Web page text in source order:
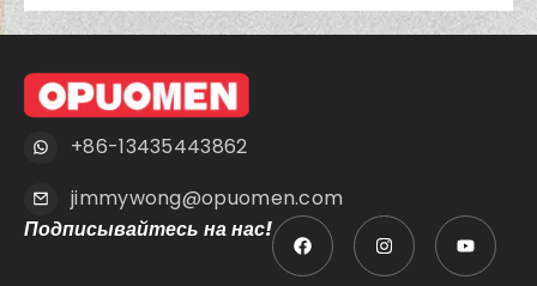
+86-13435443862
jimmywong@opuomen.com
Подписывайтесь на нас!